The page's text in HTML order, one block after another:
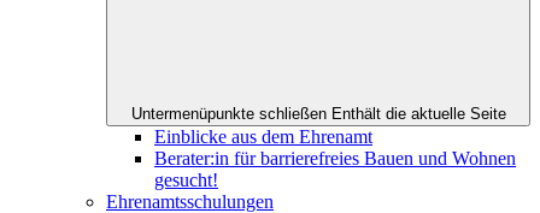
Untermenüpunkte schließen Enthält die aktuelle Seite
Einblicke aus dem Ehrenamt
Berater:in für barrierefreies Bauen und Wohnen
gesucht!
Ehrenamtsschulungen